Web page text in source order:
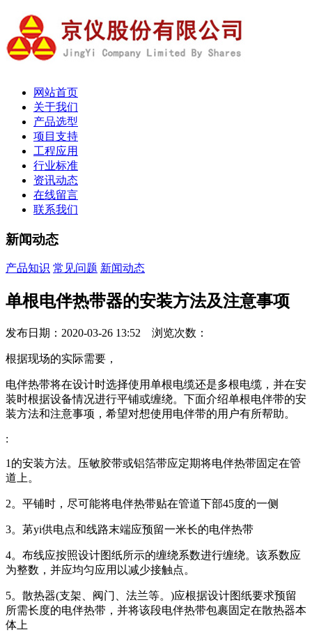
网站首页
关于我们
产品选型
项目支持
工程应用
行业标准
资讯动态
在线留言
联系我们
新闻动态
产品知识 常见问题 新闻动态
单根电伴热带器的安装方法及注意事项
发布日期：2020-03-26 13:52 浏览次数：
根据现场的实际需要，
电伴热带将在设计时选择使用单根电缆还是多根电缆，并在安
装时根据设备情况进行平铺或缠绕。下面介绍单根电伴带的安
装方法和注意事项，希望对想使用电伴带的用户有所帮助。
:
1的安装方法。压敏胶带或铝箔带应定期将电伴热带固定在管
道上。
2。平铺时，尽可能将电伴热带贴在管道下部45度的一侧
3。苐yi供电点和线路末端应预留一米长的电伴热带
4。布线应按照设计图纸所示的缠绕系数进行缠绕。该系数应
为整数，并应均匀应用以减少接触点。
5。散热器(支架、阀门、法兰等。)应根据设计图纸要求预留
所需长度的电伴热带，并将该段电伴热带包裹固定在散热器本
体上